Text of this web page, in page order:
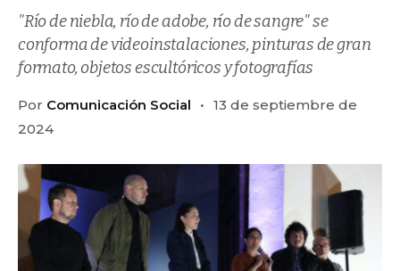
"Río de niebla, río de adobe, río de sangre" se
conforma de videoinstalaciones, pinturas de gran
formato, objetos escultóricos y fotografías
Por Comunicación Social
13 de septiembre de
2024